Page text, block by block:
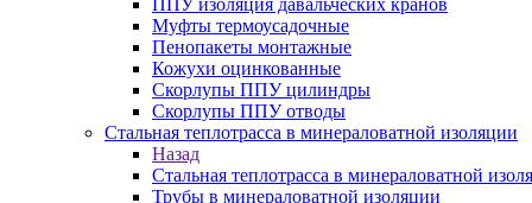
ППУ изоляция давальческих кранов
Муфты термоусадочные
Пенопакеты монтажные
Кожухи оцинкованные
Скорлупы ППУ цилиндры
Скорлупы ППУ отводы
Стальная теплотрасса в минераловатной изоляции
Назад
Стальная теплотрасса в минераловатной
Трубы в минераловатной изоляции